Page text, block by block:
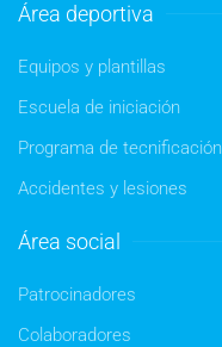
Área deportiva
Equipos y plantillas
Escuela de iniciación
Programa de tecnificación
Accidentes y lesiones
Área social
Patrocinadores
Colaboradores